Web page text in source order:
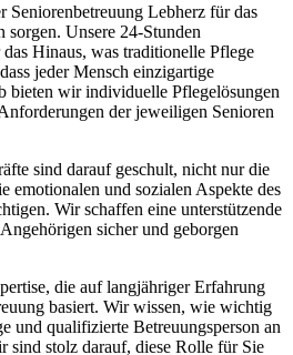
Lebherz für das
Unsere 24-Stunden
Hinaus, was traditionelle Pflege
jeder Mensch einzigartige
bieten wir individuelle Pflegelösungen
der jeweiligen Senioren
sind darauf geschult, nicht nur die
emotionalen und sozialen Aspekte des
Wir schaffen eine unterstützende
sicher und geborgen
die auf langjähriger Erfahrung
basiert. Wir wissen, wie wichtig
und qualifizierte Betreuungsperson an
sind stolz darauf, diese Rolle für Sie